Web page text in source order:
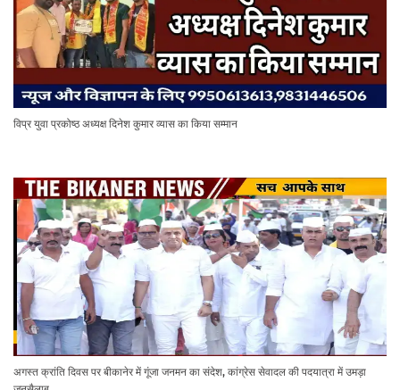
विप्र युवा प्रकोष्ठ अध्यक्ष दिनेश कुमार व्यास का किया सम्मान
अगस्त क्रांति दिवस पर बीकानेर में गूंजा जनमन का संदेश, कांग्रेस सेवादल की पदयात्रा में उमड़ा